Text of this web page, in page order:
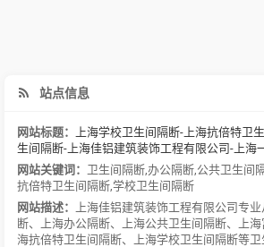
站点信息
网站标题：
上海学校卫生间隔断-上海抗倍特卫
生间隔断-上海佳铝建筑装饰工程有限公司-上海
网站关键词： 卫生间隔断 办公隔断 公共卫生间
抗倍特卫生间隔断 学校卫生间隔断
网站描述：
上海佳铝建筑装饰工程有限公司专
断、上海办公隔断、上海公共卫生间隔断、上
海抗倍特卫生间隔断、上海学校卫生间隔断等